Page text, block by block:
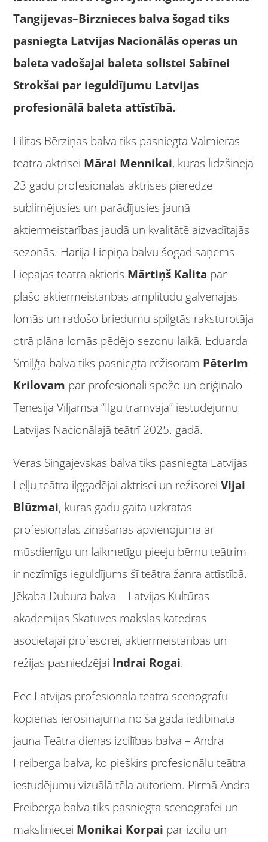
Tangijevas–Birznieces balva šogad tiks
pasniegta Latvijas Nacionālās operas un
baleta vadošajai baleta solistei Sabīnei
Strokšai par ieguldījumu Latvijas
profesionālā baleta attīstībā.
Lilitas Bērziņas balva tiks pasniegta Valmieras
teātra aktrisei Mārai Mennikai, kuras līdzšinējā
23 gadu profesionālās aktrises pieredze
sublimējusies un parādījusies jaunā
aktiermeistarības jaudā un kvalitātē aizvadītajās
sezonās. Harija Liepiņa balvu šogad saņems
Liepājas teātra aktieris Mārtiņš Kalita par
plašo aktiermeistarības amplitūdu galvenajās
lomās un radošo briedumu spilgtās raksturotāja
otrā plāna lomās pēdējo sezonu laikā. Eduarda
Smiļģa balva tiks pasniegta režisoram Pēterim
Krilovam par profesionāli spožo un oriģinālo
Tenesija Viljamsa “Ilgu tramvaja” iestudējumu
Latvijas Nacionālajā teātrī 2025. gadā.
Veras Singajevskas balva tiks pasniegta Latvijas
Leļļu teātra ilggadējai aktrisei un režisoreiVijai
Blūzmai, kuras gadu gaitā uzkrātās
profesionālās zināšanas apvienojumā ar
mūsdienīgu un laikmetīgu pieeju bērnu teātrim
ir nozīmīgs ieguldījums šī teātra žanra attīstībā.
Jēkaba Dubura balva – Latvijas Kultūras
akadēmijas Skatuves mākslas katedras
asociētajai profesorei, aktiermeistarības un
režijas pasniedzējai Indrai Rogai.
Pēc Latvijas profesionālā teātra scenogrāfu
kopienas ierosinājuma no šā gada iedibināta
jauna Teātra dienas izcilības balva – Andra
Freiberga balva, ko piešķirs profesionālu teātra
iestudējumu vizuālā tēla autoriem. Pirmā Andra
Freiberga balva tiks pasniegta scenogrāfei un
māksliniecei Monikai Korpai par izcilu un